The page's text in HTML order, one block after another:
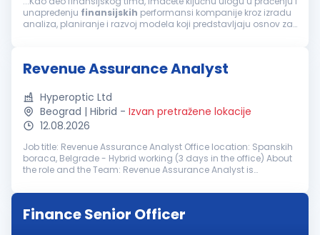
unapređenju finansijskih performansi kompanije kroz izradu
analiza, planiranje i razvoj modela koji predstavljaju osnov za
Revenue Assurance Analyst
Hyperoptic Ltd
Beograd | Hibrid - Izvan pretražene lokacije
12.08.2026
Job title: Revenue Assurance Analyst Office location: Spanskih
boraca, Belgrade - Hybrid working (3 days in the office) About
the role and the Team: Revenue Assurance Analyst is
and mitigating...
Finance Senior Officer